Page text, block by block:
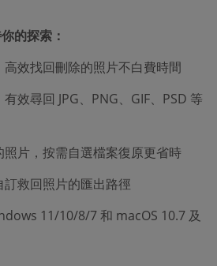
的探索：
高效找回刪除的照片不白費時間
有效尋回 JPG、PNG、GIF、PSD 等
照片，按需自選檔案復原更省時
訂救回照片的匯出路徑
11/10/8/7 和 macOS 10.7 及